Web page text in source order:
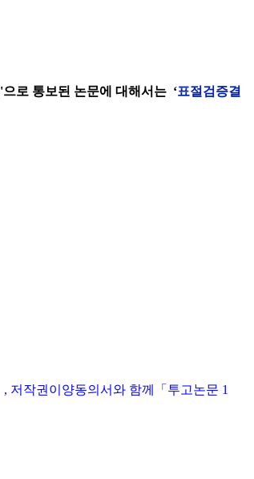
'으로 통보된 논문에 대해서는 ‘표절검증결
, 저작권이양동의서와 함께 「 투고논문 1